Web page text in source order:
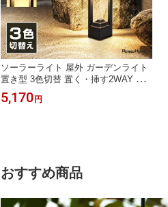
ソーラーライト 屋外 ガーデンライト
置き型 3色切替 置く・挿す2WAY 自
動点灯 防水 IP65 高さ35cm 30LED 1
50lm 玄関 アプローチ 庭 花壇 足元灯
5,170 円
おすすめ商品